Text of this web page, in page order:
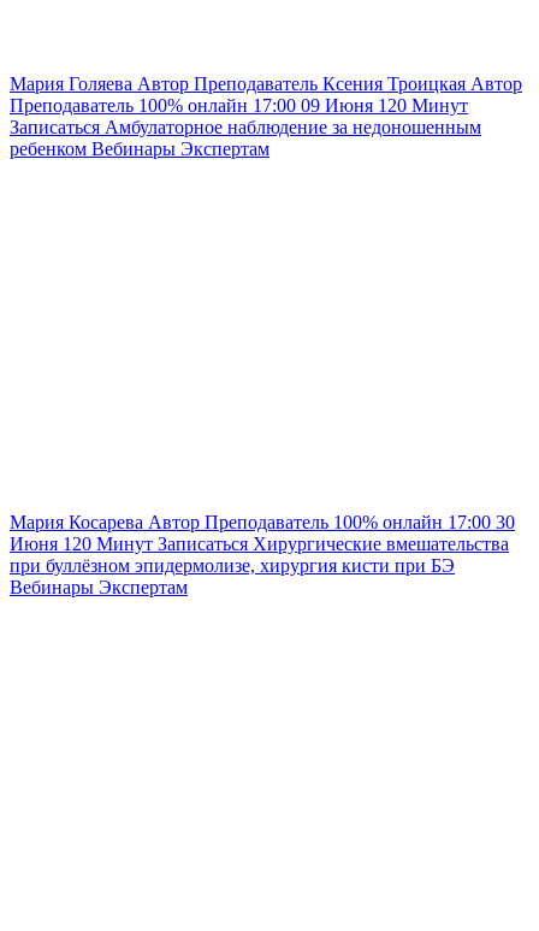
Мария Голяева Автор Преподаватель Ксения Троицкая Автор
Преподаватель 100% онлайн 17:00 09 Июня 120 Минут
Записаться Амбулаторное наблюдение за недоношенным
ребенком Вебинары Экспертам
Мария Косарева Автор Преподаватель 100% онлайн 17:00 30
Июня 120 Минут Записаться Хирургические вмешательства
при буллёзном эпидермолизе, хирургия кисти при БЭ
Вебинары Экспертам